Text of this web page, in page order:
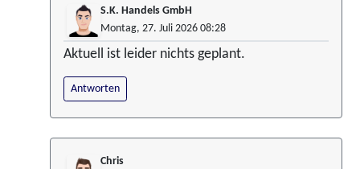
S.K. Handels GmbH
Montag, 27. Juli 2026 08:28
Aktuell ist leider nichts geplant.
Antworten
Chris